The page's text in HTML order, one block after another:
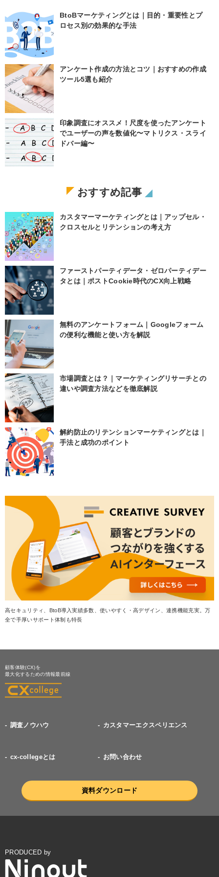
BtoBマーケティングとは｜目的・重要性とプ
ロセス別の効果的な手法
アンケート作成の方法とコツ｜おすすめの作成
ツール5選も紹介
印象調査にオススメ！尺度を使ったアンケート
でユーザーの声を数値化〜マトリクス・スライ
ドバー編〜
おすすめ記事
カスタマーマーケティングとは｜アップセル・
クロスセルとリテンションの考え方
ファーストパーティデータ・ゼロパーティデー
タとは｜ポストCookie時代のCX向上戦略
無料のアンケートフォーム｜Googleフォーム
の便利な機能と使い方を解説
市場調査とは？｜マーケティングリサーチとの
違いや調査方法などを徹底解説
解約防止のリテンションマーケティングとは｜
手法と成功のポイント
高セキュリティ、BtoB導入実績多数、使いやすく・高デザイン、連携機能充実。万
全で手厚いサポート体制も特長
顧客体験(CX)を
最大化するための情報最前線
調査ノウハウ カスタマーエクスペリエンス
cx-collegeとは お問い合わせ
資料ダウンロード
PRODUCED by